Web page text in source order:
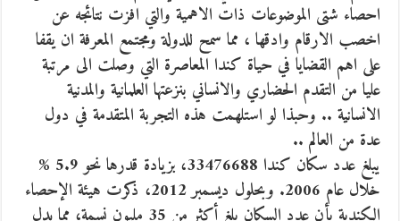
احصاء شتى الموضوعات ذات الاهمية والتي افزت نتائجه عن
اخصب الارقام وادقها ، مما سمح للدولة ومجتمع المعرفة ان يقفا
على اهم القضايا في حياة كندا المعاصرة التي وصلت الى مرتبة
عليا من التقدم الحضاري والانساني بنزعتها العلمانية والمدنية
الانسانية .. وحبذا لو استلهمت هذه التجربة المتقدمة في دول
عدة من العالم ..
يبلغ عدد سكان كندا 33476688، بزيادة قدرها نحو 5.9 %
خلال عام 2006. وبحلول ديسمبر 2012، ذكرت هيئة الإحصاء